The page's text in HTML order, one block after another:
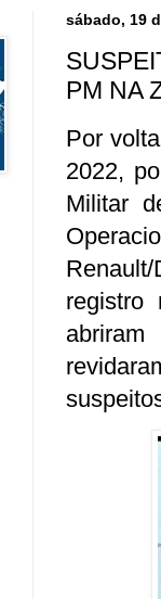
sábado, 19
PM NA
Por
2022,
Militar
registro